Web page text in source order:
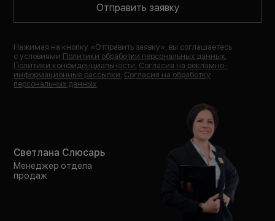
Отправить заявку
Нажимая на кнопку «Отправить заявку», вы соглашаетесь
с условиями Политики обработки персональных данных
Политики конфиденциальности Согласия на рекламно-
информационные рассылки Согласия на обработку
персональных данных
Светлана Слюсарь
Менеджер отдела
продаж